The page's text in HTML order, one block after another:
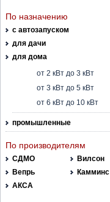
По назначению
с автозапуском
для дачи
для дома
от 2 кВт до 3 кВт
от 3 кВт до 5 кВт
от 6 кВт до 10 кВт
промышленные
По производителям
СДМО
Вилсон
Вепрь
Камминс
АКСА